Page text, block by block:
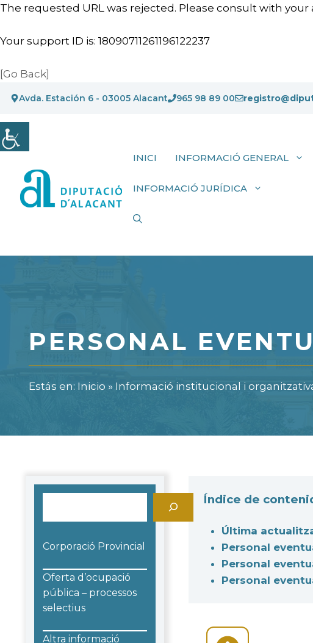
The requested URL was rejected. Please consult with your
Your support ID is: 18090711261196122237
[Go Back]
contingut
Avda. Estación 6 - 03005 Alacant 965 98 89 00
INICI INFORMACIÓ GENERAL
INFORMACIÓ JURÍDICA
PERSONAL
Estás en: Inicio » Informació institucional i
Índice de
Última
Personal
Personal
Personal
Corporació Provincial
Oferta d’ocupació
pública – processos
selectius
Altra informació